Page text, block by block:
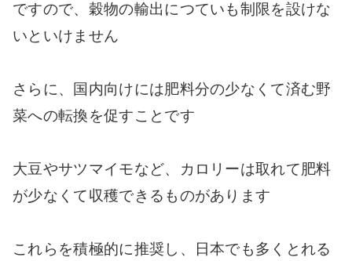
ですので、穀物の輸出につていも制限を設けな
いといけません
さらに、国内向けには肥料分の少なくて済む野
菜への転換を促すことです
大豆やサツマイモなど、カロリーは取れて肥料
が少なくて収穫できるものがあります
これらを積極的に推奨し、日本でも多くとれる